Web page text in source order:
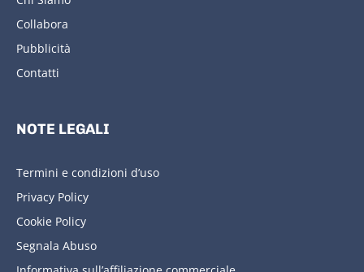
Collabora
Pubblicità
Contatti
NOTE LEGALI
Termini e condizioni d’uso
Privacy Policy
Cookie Policy
Segnala Abuso